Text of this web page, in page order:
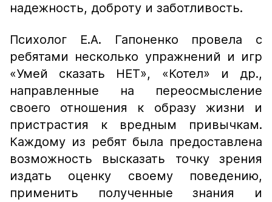
надежность, доброту и заботливость.
Психолог Е.А. Гапоненко провела с
ребятами несколько упражнений и игр
«Умей сказать НЕТ», «Котел» и др.,
направленные на переосмысление
своего отношения к образу жизни и
пристрастия к вредным привычкам.
Каждому из ребят была предоставлена
возможность высказать точку зрения
издать оценку своему поведению,
применить полученные знания и